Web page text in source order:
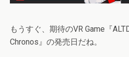
もうすぐ、期待のVR Game『
Chronos』の発売日だね。